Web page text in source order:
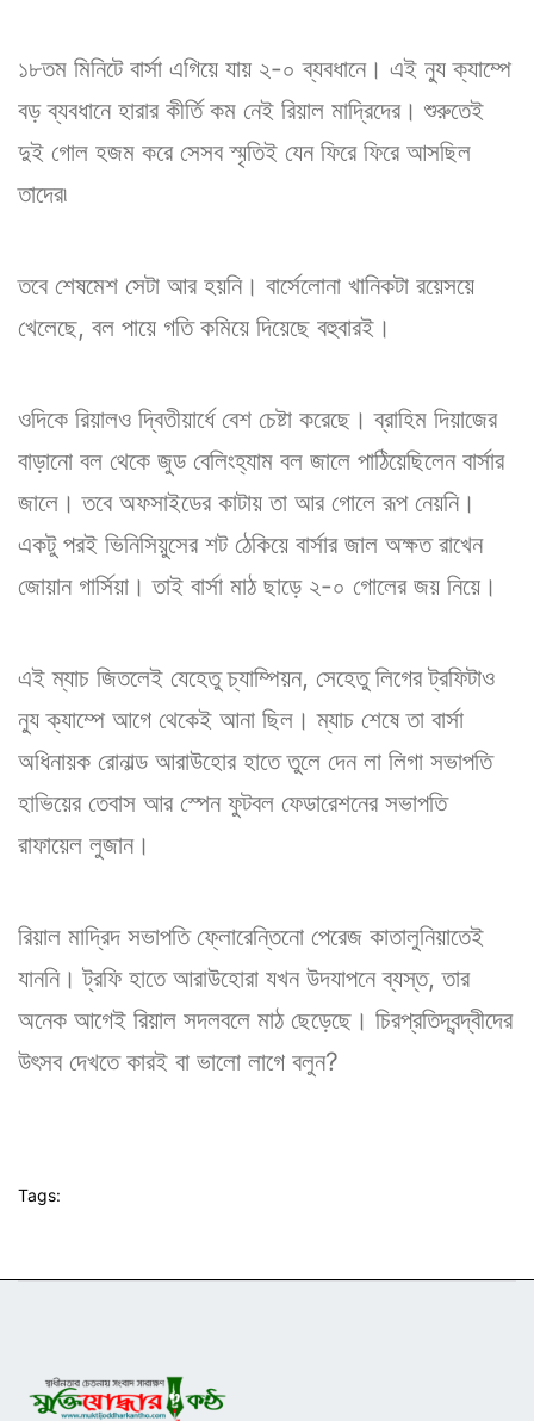
১৮তম মিনিটে বার্সা এগিয়ে যায় ২-০ ব্যবধানে। এই ন্যু ক্যাম্পে
বড় ব্যবধানে হারার কীর্তি কম নেই রিয়াল মাদ্রিদের। শুরুতেই
দুই গোল হজম করে সেসব স্মৃতিই যেন ফিরে ফিরে আসছিল
তাদের৷
তবে শেষমেশ সেটা আর হয়নি। বার্সেলোনা খানিকটা রয়েসয়ে
খেলেছে, বল পায়ে গতি কমিয়ে দিয়েছে বহুবারই।
ওদিকে রিয়ালও দ্বিতীয়ার্ধে বেশ চেষ্টা করেছে। ব্রাহিম দিয়াজের
বাড়ানো বল থেকে জুড বেলিংহ্যাম বল জালে পাঠিয়েছিলেন বার্সার
জালে। তবে অফসাইডের কাটায় তা আর গোলে রূপ নেয়নি।
একটু পরই ভিনিসিয়ুসের শট ঠেকিয়ে বার্সার জাল অক্ষত রাখেন
জোয়ান গার্সিয়া। তাই বার্সা মাঠ ছাড়ে ২-০ গোলের জয় নিয়ে।
এই ম্যাচ জিতলেই যেহেতু চ্যাম্পিয়ন, সেহেতু লিগের ট্রফিটাও
ন্যু ক্যাম্পে আগে থেকেই আনা ছিল। ম্যাচ শেষে তা বার্সা
অধিনায়ক রোনাল্ড আরাউহোর হাতে তুলে দেন লা লিগা সভাপতি
হাভিয়ের তেবাস আর স্পেন ফুটবল ফেডারেশনের সভাপতি
রাফায়েল লুজান।
রিয়াল মাদ্রিদ সভাপতি ফ্লোরেন্তিনো পেরেজ কাতালুনিয়াতেই
যাননি। ট্রফি হাতে আরাউহোরা যখন উদযাপনে ব্যস্ত, তার
অনেক আগেই রিয়াল সদলবলে মাঠ ছেড়েছে। চিরপ্রতিদ্বন্দ্বীদের
উৎসব দেখতে কারই বা ভালো লাগে বলুন?
Tags: